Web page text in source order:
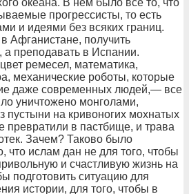
океана. В нем было все то, что
прогрессисты, то есть
и идеями без всяких границ.
Афганистане, получить
а преподавать в Испании.
ремесел, математика,
механические роботы, которые
даже современных людей,— все
уничтожено монголами,
пустыни на кривоногих мохнатых
превратили в пастбище, и трава
Зачем? Таково было
ислам дан не для того, чтобы
и счастливую жизнь на
подготовить ситуацию для
истории, для того, чтобы в